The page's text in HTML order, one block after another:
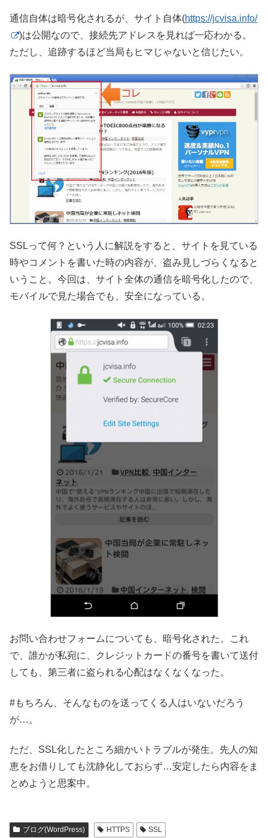
通信自体は暗号化されるが、サイト自体(https://jcvisa.info/
)は公開なので、接続先アドレスを見れば一応わかる。
ただし、追跡するほど当局もヒマじゃないと信じたい。
SSLって何？という人に解説をすると、サイトを見ている
時やコメントを書いた時の内容が、盗み見しづらくなると
いうこと。今回は、サイト全体の通信を暗号化したので、
モバイルで見た場合でも、安全になっている。
お問い合わせフォームについても、暗号化された。これ
で、誰かが私宛に、クレジットカードの番号を書いて送付
しても、第三者に盗られる心配はなくなくなった。
#もちろん、そんなものを送ってくる人はいないだろう
が…。
ただ、SSL化したところ細かいトラブルが発生。先人の知
恵をお借りしても沈静化しておらず…安定したら内容をま
とめようと思案中。
ブログ(WordPress) HTTPS SSL